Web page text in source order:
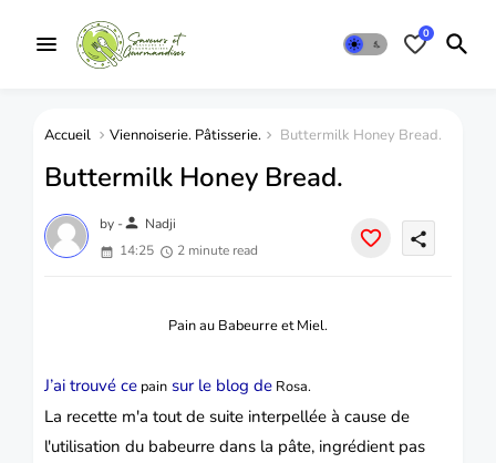
0
Accueil Viennoiserie. Pâtisserie. Buttermilk Honey Bread.
Buttermilk Honey Bread.
by -person Nadji
14:25
2 minute read
share
Pain au Babeurre et Miel.
J’ai trouvé ce pain sur le blog de Rosa.
La recette m'a tout de suite interpellée à cause de
l'utilisation du babeurre dans la pâte, ingrédient pas